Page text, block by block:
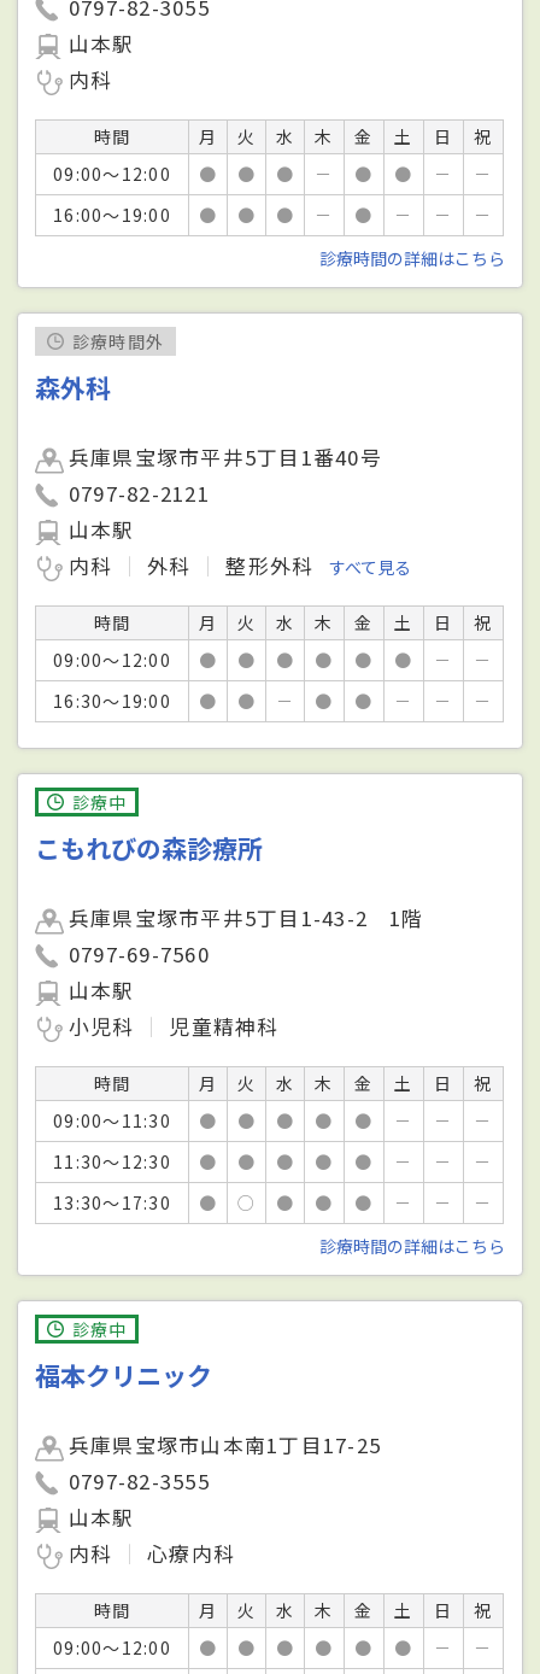
0797-82-3055
山本駅
内科
時間 月 火 水 木 金 土 日
祝
09:00～12:00
● ● ● － ● ● －
－
16:00～19:00
● ● ● － ● － －
－
診療時間の詳細はこちら
診療時間外
森外科
兵庫県宝塚市平井5丁目1番40号
0797-82-2121
山本駅
内科
外科 整形外科 すべて見る
時間 月 火 水 木 金 土 日
祝
09:00～12:00
● ● ● ● ● ● －
－
16:30～19:00
● ● － ● ● － － －
診療中
こもれびの森診療所
兵庫県宝塚市平井5丁目1-43-2 1階
0797-69-7560
山本駅
小児科
児童精神科
時間 月 火 水 木 金 土 日
祝
09:00～11:30
● ● ● ● ● － －
－
11:30～12:30
● ● ● ● ● － －
－
13:30～17:30
● ○ ● ● ● － －
－
診療時間の詳細はこちら
診療中
福本クリニック
兵庫県宝塚市山本南1丁目17-25
0797-82-3555
山本駅
内科
心療内科
時間 月 火 水 木 金 土 日
祝
09:00～12:00
● ● ● ● ● ● －
－